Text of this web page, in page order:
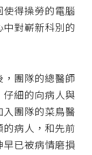
得操勞的電腦
對嶄新科別的
團隊的總醫師
細的向病人與
團隊的菜鳥醫
病人，和先前
已被病情磨損